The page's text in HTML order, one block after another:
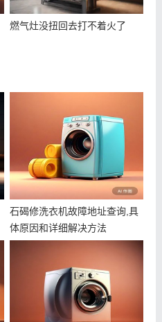
燃气灶没扭回去打不着火了
石碣修洗衣机故障地址查询,具
体原因和详细解决方法